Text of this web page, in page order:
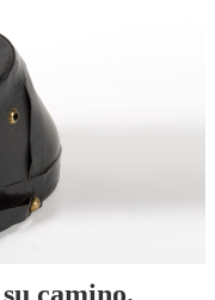
camino.